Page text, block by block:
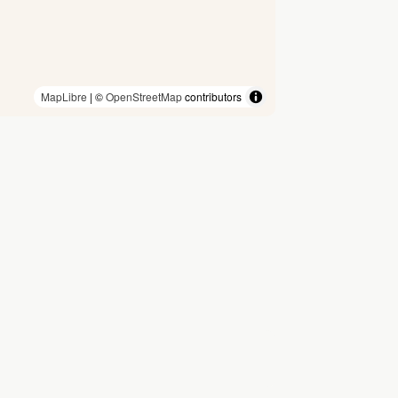
MapLibre | ©OpenStreetMapcontributors